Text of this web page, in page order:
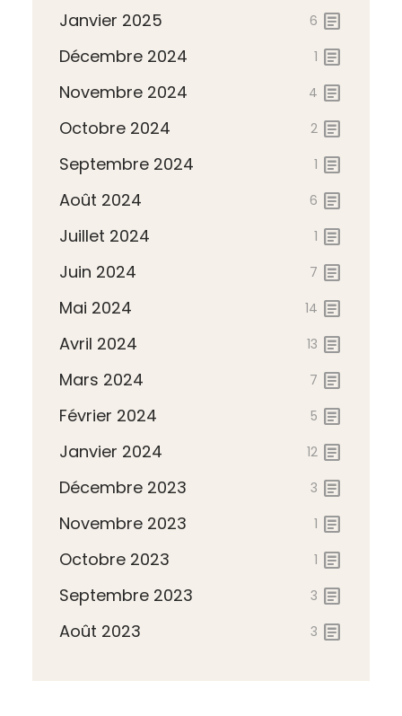
Janvier 2025 6 article
Décembre 2024 1 article
Novembre 2024 4 article
Octobre 2024 2 article
Septembre 2024 1 article
Août 2024 6 article
Juillet 2024 1 article
Juin 2024 7 article
Mai 2024 14 article
Avril 2024 13 article
Mars 2024 7 article
Février 2024 5 article
Janvier 2024 12 article
Décembre 2023 3 article
Novembre 2023 1 article
Octobre 2023 1 article
Septembre 2023 3 article
Août 2023 3 article